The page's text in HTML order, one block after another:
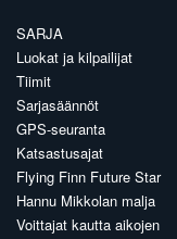
SARJA
Luokat ja kilpailijat
Tiimit
Sarjasäännöt
GPS-seuranta
Katsastusajat
Flying Finn Future Star
Hannu Mikkolan malja
Voittajat kautta aikojen